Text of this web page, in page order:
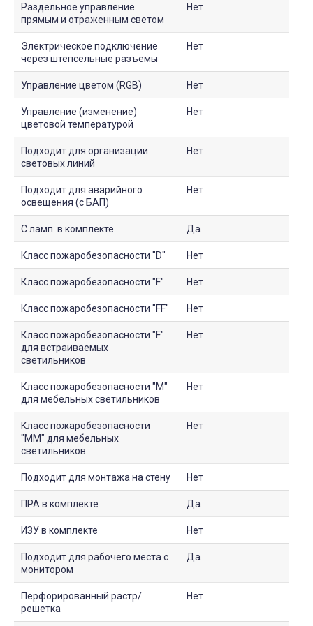
Раздельное управление
прямым и отраженным светом
Нет
Электрическое подключение
через штепсельные разъемы
Нет
Управление цветом (RGB) Нет
Управление (изменение)
цветовой температурой
Нет
Подходит для организации
световых линий
Нет
Подходит для аварийного
освещения (с БАП)
Нет
С ламп. в комплекте Да
Класс пожаробезопасности "D" Нет
Класс пожаробезопасности "F" Нет
Класс пожаробезопасности "FF" Нет
Класс пожаробезопасности "F"
для встраиваемых
светильников
Нет
Класс пожаробезопасности "М"
для мебельных светильников
Нет
Класс пожаробезопасности
"ММ" для мебельных
светильников
Нет
Подходит для монтажа на стену Нет
ПРА в комплекте Да
ИЗУ в комплекте Нет
Подходит для рабочего места с
монитором
Да
Перфорированный растр/
решетка
Нет